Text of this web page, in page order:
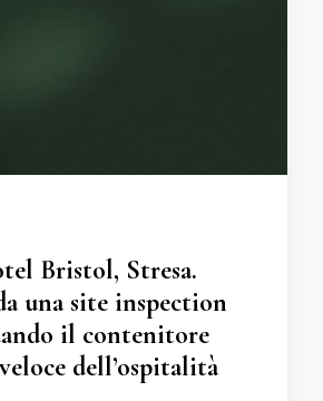
Bristol, Stresa.
una site inspection
il contenitore
dell’ospitalità